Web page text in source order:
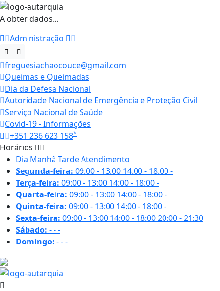
A obter dados...
Administração
freguesiachaocouce@gmail.com
Queimas e Queimadas
Dia da Defesa Nacional
Autoridade Nacional de Emergência e Proteção Civil
Serviço Nacional de Saúde
Covid-19 - Informações
+351 236 623 158*
Horários
Dia Manhã TardeAtendimento
Segunda-feira: 09:00 - 13:00 14:00 - 18:00-
Terça-feira: 09:00 - 13:00 14:00 - 18:00-
Quarta-feira: 09:00 - 13:00 14:00 - 18:00-
Quinta-feira: 09:00 - 13:00 14:00 - 18:00-
Sexta-feira: 09:00 - 13:00 14:00 - 18:0020:00 - 21:30
Sábado: ---
Domingo: ---